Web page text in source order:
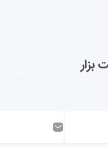
بزار